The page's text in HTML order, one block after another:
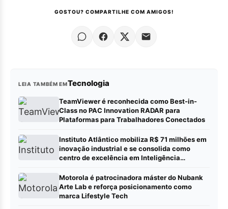
GOSTOU? COMPARTILHE COM AMIGOS!
LEIA TAMBÉM EMTecnologia
TeamViewer é reconhecida como Best-in-
Class no PAC Innovation RADAR para
Plataformas para Trabalhadores Conectados
Instituto Atlântico mobiliza R$ 71 milhões em
inovação industrial e se consolida como
centro de excelência em Inteligência
Motorola é patrocinadora máster do Nubank
Arte Lab e reforça posicionamento como
marca Lifestyle Tech